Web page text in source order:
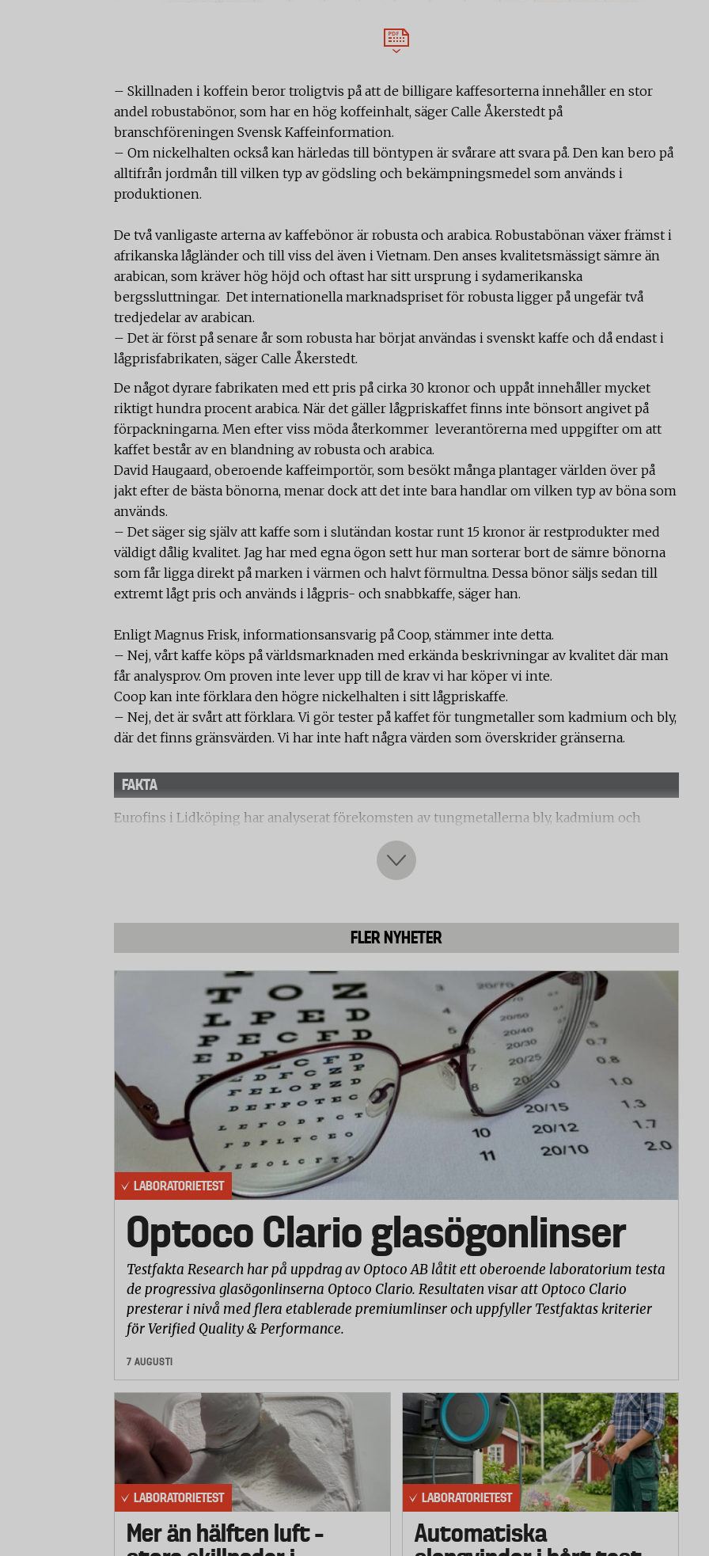
– Skillnaden i koffein beror troligtvis på att de billigare kaffesorterna innehåller en stor
andel robustabönor, som har en hög koffeinhalt, säger Calle Åkerstedt på
branschföreningen Svensk Kaffeinformation.
– Om nickelhalten också kan härledas till böntypen är svårare att svara på. Den kan bero på
alltifrån jordmån till vilken typ av gödsling och bekämpningsmedel som används i
produktionen.
De två vanligaste arterna av kaffebönor är robusta och arabica. Robustabönan växer främst i
afrikanska lågländer och till viss del även i Vietnam. Den anses kvalitetsmässigt sämre än
arabican, som kräver hög höjd och oftast har sitt ursprung i sydamerikanska
bergssluttningar. Det internationella marknadspriset för robusta ligger på ungefär två
tredjedelar av arabican.
– Det är först på senare år som robusta har börjat användas i svenskt kaffe och då endast i
lågprisfabrikaten, säger Calle Åkerstedt.
De något dyrare fabrikaten med ett pris på cirka 30 kronor och uppåt innehåller mycket
riktigt hundra procent arabica. När det gäller lågpriskaffet finns inte bönsort angivet på
förpackningarna. Men efter viss möda återkommer leverantörerna med uppgifter om att
kaffet består av en blandning av robusta och arabica.
David Haugaard, oberoende kaffeimportör, som besökt många plantager världen över på
jakt efter de bästa bönorna, menar dock att det inte bara handlar om vilken typ av böna som
används.
– Det säger sig själv att kaffe som i slutändan kostar runt 15 kronor är restprodukter med
väldigt dålig kvalitet. Jag har med egna ögon sett hur man sorterar bort de sämre bönorna
som får ligga direkt på marken i värmen och halvt förmultna. Dessa bönor säljs sedan till
extremt lågt pris och används i lågpris- och snabbkaffe, säger han.
Enligt Magnus Frisk, informationsansvarig på Coop, stämmer inte detta.
– Nej, vårt kaffe köps på världsmarknaden med erkända beskrivningar av kvalitet där man
får analysprov. Om proven inte lever upp till de krav vi har köper vi inte.
Coop kan inte förklara den högre nickelhalten i sitt lågpriskaffe.
– Nej, det är svårt att förklara. Vi gör tester på kaffet för tungmetaller som kadmium och bly,
där det finns gränsvärden. Vi har inte haft några värden som överskrider gränserna.
FAKTA
Eurofins i Lidköping har analyserat förekomsten av tungmetallerna bly, kadmium och
nickel samt koffeinhalt i tolv fabrikat av bryggkaffe. Någon analys av pesticider har inte
kunnat göras eftersom rostningsprocessen förstör alla spår. Analysen är gjord på
varierade nickelhalten mellan 240 och 1700 mikrogram per kilo. Gränsvärdena för bly,
kadmium och nickel i dricksvatten är 10, 5 respektive 20 mikrogram per liter. Tar man
bryggkaffet uppgå till högst 80 mikrogram per liter för det fabrikat vars bönor visade på
högst nickelhalt. Enligt Livsmedelsverket är denna halt relativt låg i jämförelse med vissa
andra livsmedel som till exempel musslor, nötter eller bruna bönor. Å andra sidan
konsumerar normalsvensken mycket mer kaffe än nötter och musslor.
Kaffeurvalet utgörs av några av de vanligaste fabrikaten på den svenska marknaden, samt
några exempel på lågpriskaffe från de större livsmedelskedjorna.
FLER NYHETER
LABORATORIETEST
Optoco Clario glasögonlinser
Testfakta Research har på uppdrag av Optoco AB låtit ett oberoende laboratorium testa
de progressiva glasögonlinserna Optoco Clario. Resultaten visar att Optoco Clario
presterar i nivå med flera etablerade premiumlinser och uppfyller Testfaktas kriterier
för Verified Quality & Performance.
7 AUGUSTI
LABORATORIETEST
Mer än hälften luft –
LABORATORIETEST
Automatiska